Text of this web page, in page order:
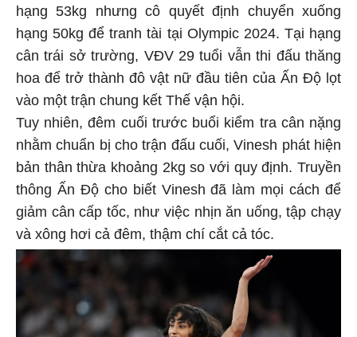
hạng 53kg nhưng cô quyết định chuyển xuống
hạng 50kg để tranh tài tại Olympic 2024. Tại hạng
cân trái sở trường, VĐV 29 tuổi vẫn thi đấu thăng
hoa để trở thành đô vật nữ đầu tiên của Ấn Độ lọt
vào một trận chung kết Thế vận hội.
Tuy nhiên, đêm cuối trước buổi kiểm tra cân nặng
nhằm chuẩn bị cho trận đấu cuối, Vinesh phát hiện
bản thân thừa khoảng 2kg so với quy định. Truyền
thông Ấn Độ cho biết Vinesh đã làm mọi cách để
giảm cân cấp tốc, như việc nhịn ăn uống, tập chạy
và xông hơi cả đêm, thậm chí cắt cả tóc.